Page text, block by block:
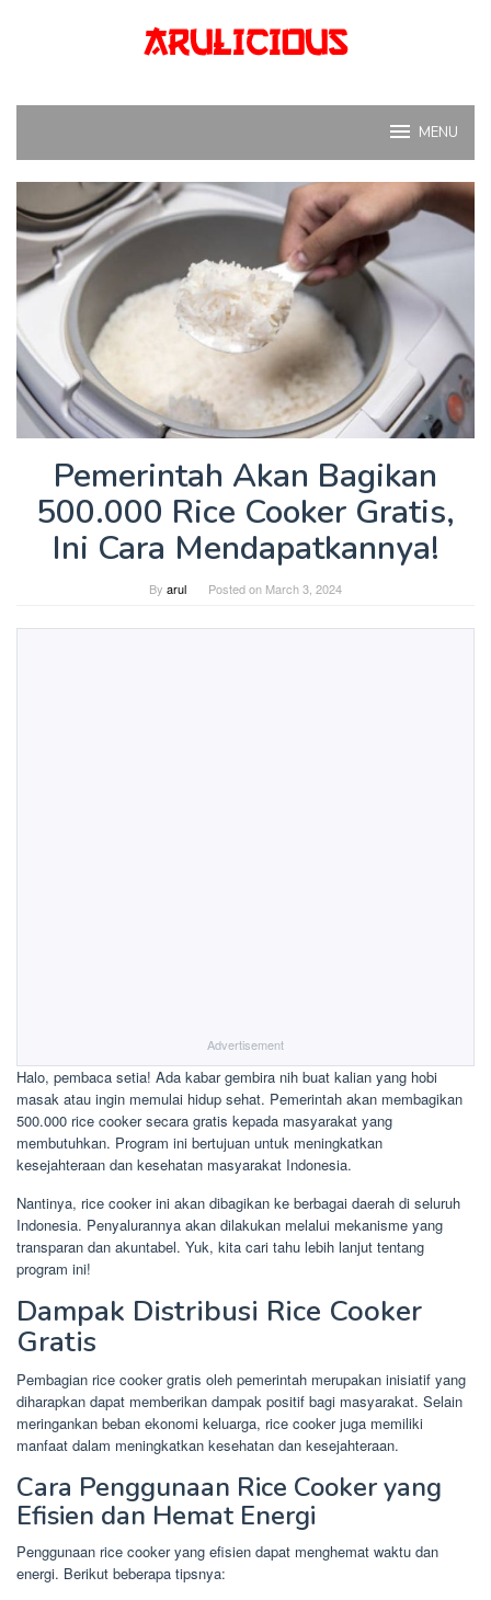
MENU
Pemerintah Akan Bagikan
500.000 Rice Cooker Gratis,
Ini Cara Mendapatkannya!
By arul Posted on March 3, 2024
Advertisement
Halo, pembaca setia! Ada kabar gembira nih buat kalian yang hobi
masak atau ingin memulai hidup sehat. Pemerintah akan membagikan
500.000 rice cooker secara gratis kepada masyarakat yang
membutuhkan. Program ini bertujuan untuk meningkatkan
kesejahteraan dan kesehatan masyarakat Indonesia.
Nantinya, rice cooker ini akan dibagikan ke berbagai daerah di seluruh
Indonesia. Penyalurannya akan dilakukan melalui mekanisme yang
transparan dan akuntabel. Yuk, kita cari tahu lebih lanjut tentang
program ini!
Dampak Distribusi Rice Cooker
Gratis
Pembagian rice cooker gratis oleh pemerintah merupakan inisiatif yang
diharapkan dapat memberikan dampak positif bagi masyarakat. Selain
meringankan beban ekonomi keluarga, rice cooker juga memiliki
manfaat dalam meningkatkan kesehatan dan kesejahteraan.
Cara Penggunaan Rice Cooker yang
Efisien dan Hemat Energi
Penggunaan rice cooker yang efisien dapat menghemat waktu dan
energi. Berikut beberapa tipsnya: